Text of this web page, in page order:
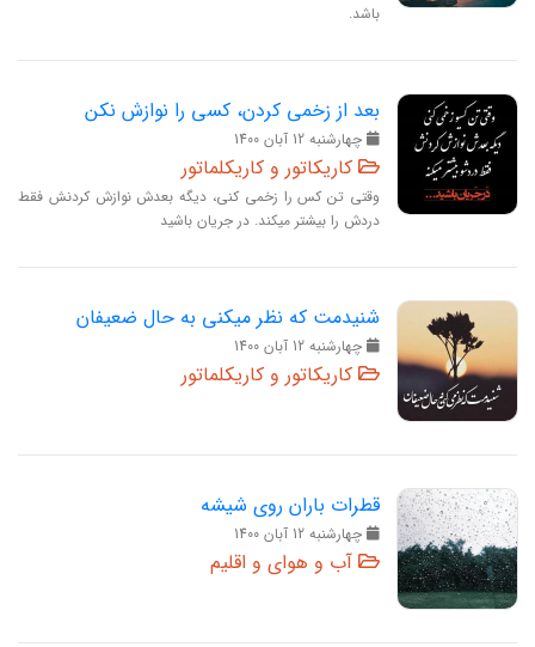
باشد.
بعد از زخمی کردن، کسی را نوازش نکن
چهارشنبه 12 آبان 1400
کاریکاتور و کاریکلماتور
وقتی تن کس را زخمی کنی، دیگه بعدش نوازش کردنش فقط
دردش را بیشتر میکند. در جریان باشید
شنیدمت که نظر میکنی به حال ضعیفان
چهارشنبه 12 آبان 1400
کاریکاتور و کاریکلماتور
قطرات باران روی شیشه
چهارشنبه 12 آبان 1400
آب و هوای و اقلیم